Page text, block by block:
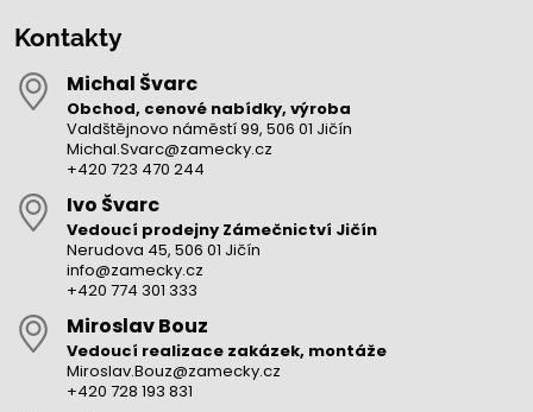
Kontakty
Michal Švarc
Obchod, cenové nabídky, výroba
Valdštějnovo náměstí 99, 506 01 Jičín
Michal.Svarc@zamecky.cz
+420 723 470 244
Ivo Švarc
Vedoucí prodejny Zámečnictví Jičín
Nerudova 45, 506 01 Jičín
info@zamecky.cz
+420 774 301 333
Miroslav Bouz
Vedoucí realizace zakázek, montáže
Miroslav.Bouz@zamecky.cz
+420 728 193 831